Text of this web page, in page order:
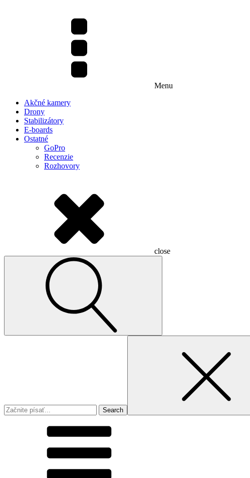
Menu
Akčné kamery
Drony
Stabilizátory
E-boards
Ostatné
GoPro
Recenzie
Rozhovory
close